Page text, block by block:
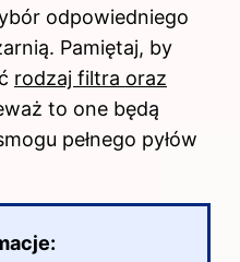
odpowiedniego
Pamiętaj, by
rodzaj filtra oraz
to one będą
pełnego pyłów